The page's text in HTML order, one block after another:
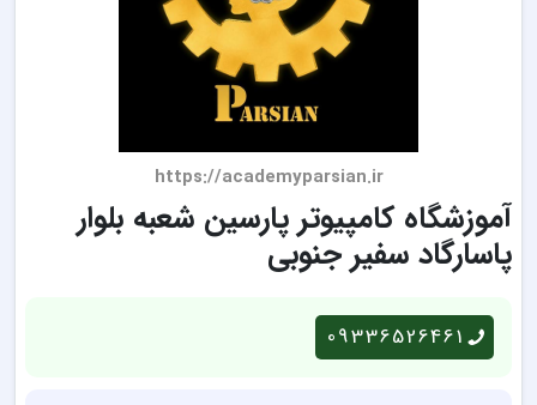
https://academyparsian.ir
آموزشگاه کامپیوتر پارسین شعبه بلوار
پاسارگاد سفیر جنوبی
09336526461